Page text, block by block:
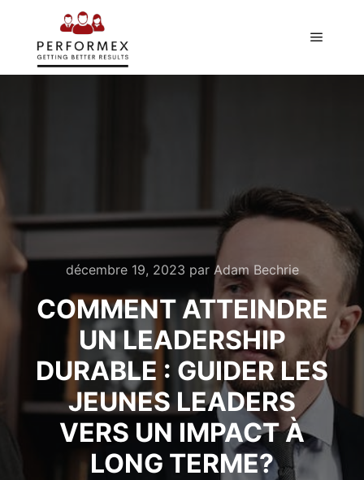
décembre 19, 2023 par Adam Bechrie
COMMENT ATTEINDRE
UN LEADERSHIP
DURABLE : GUIDER LES
JEUNES LEADERS
VERS UN IMPACT À
LONG TERME?